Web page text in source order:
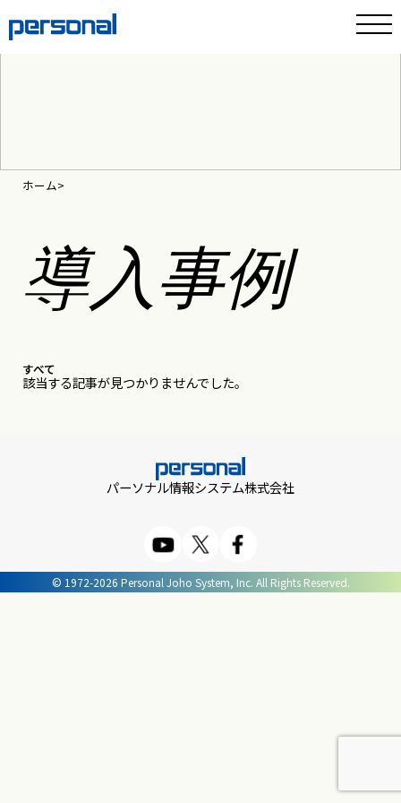
ホーム
導入事例
すべて
該当する記事が見つかりませんでした。
パーソナル情報システム株式会社
© 1972-2026 Personal Joho System, Inc. All Rights Reserved.